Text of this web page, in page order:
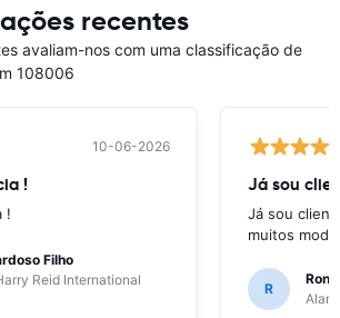
recentes
avaliam-nos com uma classificação de
108006
10-06-2026
!
!
Filho
Reid International
Já sou
Já sou
muitos
R